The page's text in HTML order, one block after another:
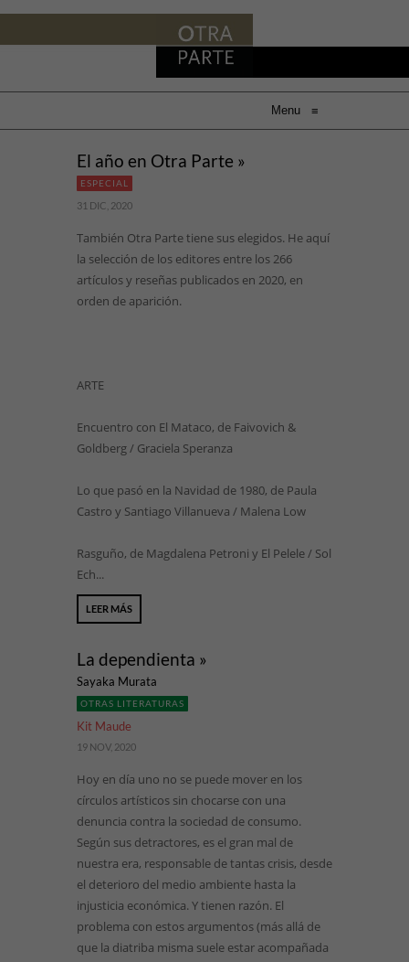
Menu ≡
El año en Otra Parte »
ESPECIAL
31 DIC, 2020
También Otra Parte tiene sus elegidos. He aquí
la selección de los editores entre los 266
artículos y reseñas publicados en 2020, en
orden de aparición.
ARTE
Encuentro con El Mataco, de Faivovich &
Goldberg / Graciela Speranza
Lo que pasó en la Navidad de 1980, de Paula
Castro y Santiago Villanueva / Malena Low
Rasguño, de Magdalena Petroni y El Pelele / Sol
Ech...
LEER MÁS
La dependienta »
Sayaka Murata
OTRAS LITERATURAS
Kit Maude
19 NOV, 2020
Hoy en día uno no se puede mover en los
círculos artísticos sin chocarse con una
denuncia contra la sociedad de consumo.
Según sus detractores, es el gran mal de
nuestra era, responsable de tantas crisis, desde
el deterioro del medio ambiente hasta la
injusticia económica. Y tienen razón. El
problema con estos argumentos (más allá de
que la diatriba misma suele estar acompañada